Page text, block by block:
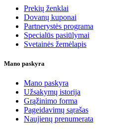
Prekių ženklai
Dovanų kuponai
Partnerystės programa
Specialūs pasiūlymai
Svetainės žemėlapis
Mano paskyra
Mano paskyra
Užsakymų istorija
Grąžinimo forma
Pageidavimų sąrašas
Naujienų prenumerata